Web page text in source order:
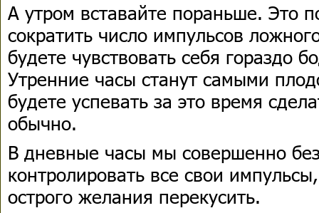
А утром вставайте пораньше. Это
сократить число импульсов
будете чувствовать себя гораздо
Утренние часы станут самыми
будете успевать за это время
обычно.
В дневные часы мы совершенно
контролировать все свои
острого желания перекусить.